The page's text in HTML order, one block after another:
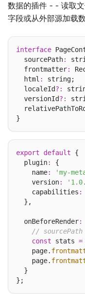
数据的插件 - - 读取
字段或从外部源加载数
interface
  sourcePath
:
  frontmatter
:
  html
:
  localeId
?:
  versionId
?:
export default {
  plugin
:
{
    name
: 'my-
    version
:
    capabilities
:
  },
  onBeforeRender
:
// sourcePath
const stats =
    page.
    page.
  }